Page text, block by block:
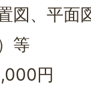
図、平面
等
円